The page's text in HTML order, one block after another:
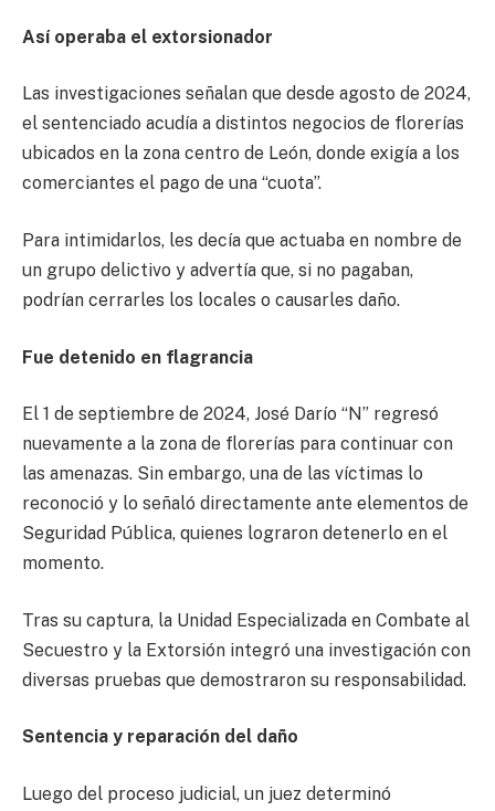
Así operaba el extorsionador
Las investigaciones señalan que desde agosto de 2024,
el sentenciado acudía a distintos negocios de florerías
ubicados en la zona centro de León, donde exigía a los
comerciantes el pago de una “cuota”.
Para intimidarlos, les decía que actuaba en nombre de
un grupo delictivo y advertía que, si no pagaban,
podrían cerrarles los locales o causarles daño.
Fue detenido en flagrancia
El 1 de septiembre de 2024, José Darío “N” regresó
nuevamente a la zona de florerías para continuar con
las amenazas. Sin embargo, una de las víctimas lo
reconoció y lo señaló directamente ante elementos de
Seguridad Pública, quienes lograron detenerlo en el
momento.
Tras su captura, la Unidad Especializada en Combate al
Secuestro y la Extorsión integró una investigación con
diversas pruebas que demostraron su responsabilidad.
Sentencia y reparación del daño
Luego del proceso judicial, un juez determinó